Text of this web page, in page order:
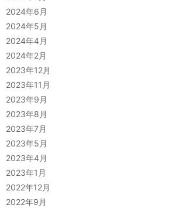
2024年6月
2024年5月
2024年4月
2024年2月
2023年12月
2023年11月
2023年9月
2023年8月
2023年7月
2023年5月
2023年4月
2023年1月
2022年12月
2022年9月